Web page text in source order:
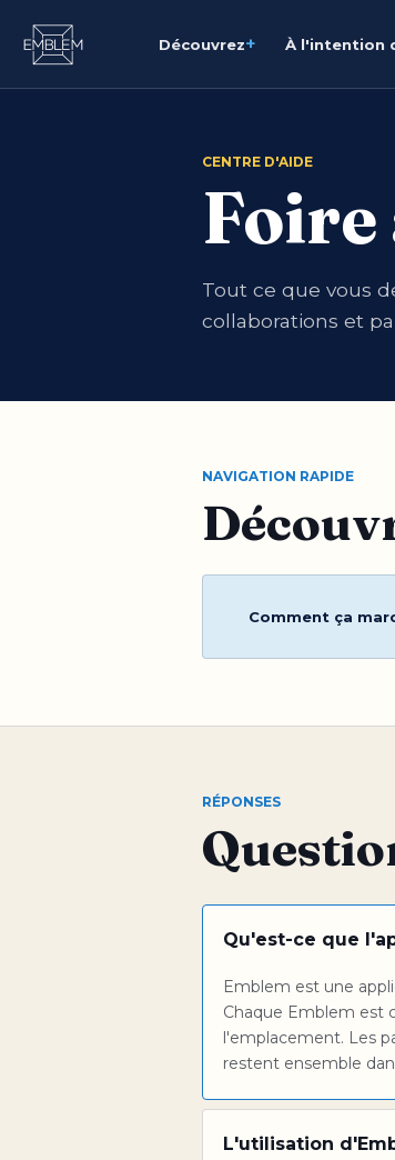
Découvrez+ À l'intention
CENTRE D'AIDE
Foire
Tout ce que vous
collaborations et
NAVIGATION RAPIDE
Comment ça
RÉPONSES
Qu'est-ce que
Emblem est une
Chaque Emblem est
l'emplacement. Les
restent ensemble
L'utilisation